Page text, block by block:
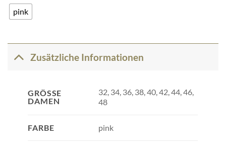
pink
Zusätzliche Informationen
GRÖSSE D
AMEN
32, 34, 36, 38, 40, 42, 44, 46,
48
FARBE pink